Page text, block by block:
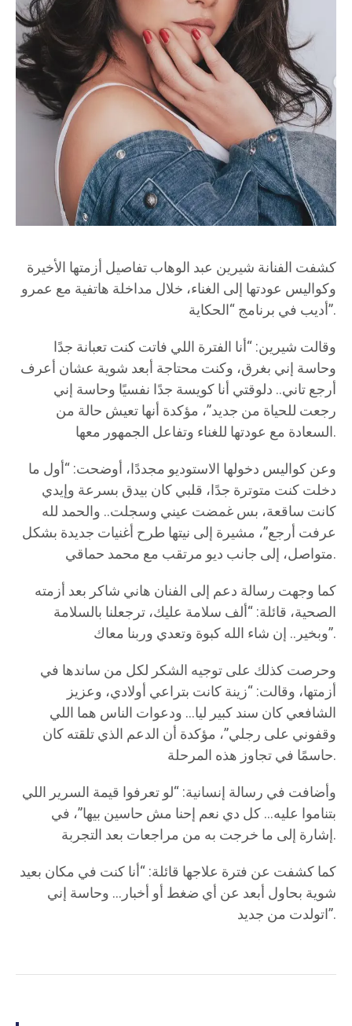
كشفت الفنانة شيرين عبد الوهاب تفاصيل أزمتها الأخيرة
وكواليس عودتها إلى الغناء، خلال مداخلة هاتفية مع عمرو
أديب في برنامج “الحكاية”.
وقالت شيرين: “أنا الفترة اللي فاتت كنت تعبانة جدًا
وحاسة إني بغرق، وكنت محتاجة أبعد شوية عشان أعرف
أرجع تاني.. دلوقتي أنا كويسة جدًا نفسيًا وحاسة إني
رجعت للحياة من جديد”، مؤكدة أنها تعيش حالة من
السعادة مع عودتها للغناء وتفاعل الجمهور معها.
وعن كواليس دخولها الاستوديو مجددًا، أوضحت: “أول ما
دخلت كنت متوترة جدًا، قلبي كان بيدق بسرعة وإيدي
كانت ساقعة، بس غمضت عيني وسجلت.. والحمد لله
عرفت أرجع”، مشيرة إلى نيتها طرح أغنيات جديدة بشكل
متواصل، إلى جانب ديو مرتقب مع محمد حماقي.
كما وجهت رسالة دعم إلى الفنان هاني شاكر بعد أزمته
الصحية، قائلة: “ألف سلامة عليك، ترجعلنا بالسلامة
وبخير.. إن شاء الله كبوة وتعدي وربنا معاك”.
وحرصت كذلك على توجيه الشكر لكل من ساندها في
أزمتها، وقالت: “زينة كانت بتراعي أولادي، وعزيز
الشافعي كان سند كبير ليا… ودعوات الناس هما اللي
وقفوني على رجلي”، مؤكدة أن الدعم الذي تلقته كان
حاسمًا في تجاوز هذه المرحلة.
وأضافت في رسالة إنسانية: “لو تعرفوا قيمة السرير اللي
بتناموا عليه… كل دي نعم إحنا مش حاسين بيها”، في
إشارة إلى ما خرجت به من مراجعات بعد التجربة.
كما كشفت عن فترة علاجها قائلة: “أنا كنت في مكان بعيد
شوية بحاول أبعد عن أي ضغط أو أخبار… وحاسة إني
اتولدت من جديد”.